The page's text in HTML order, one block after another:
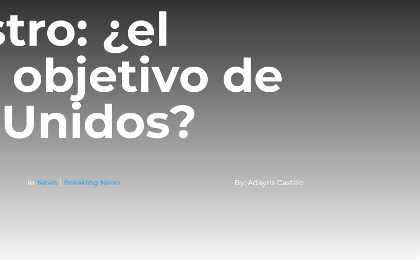
¿el
de
in News | Breaking News By: Adayris Castillo